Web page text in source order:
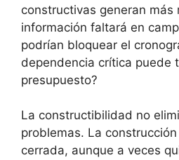
constructivas generan más
información faltará en
podrían bloquear el
dependencia crítica puede
presupuesto?
La constructibilidad no
problemas. La
cerrada, aunque a veces